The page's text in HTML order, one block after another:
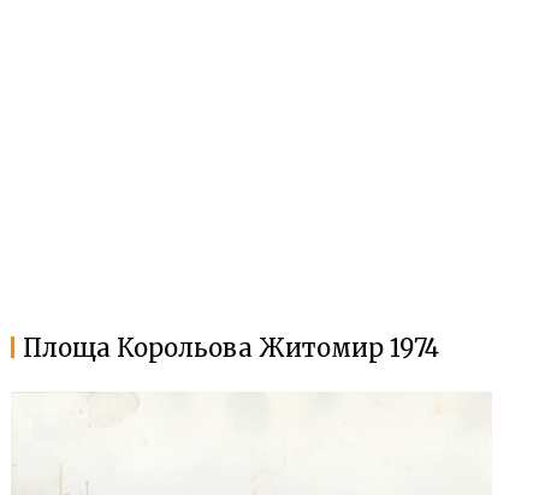
Площа Корольова Житомир 1974